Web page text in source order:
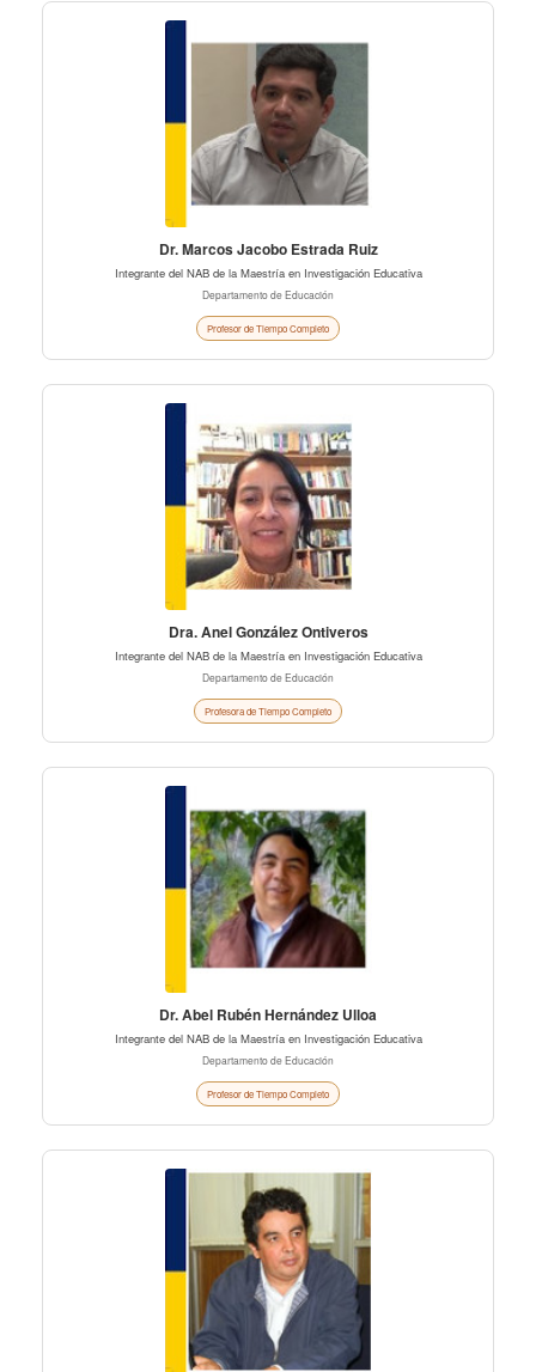
Dr. Marcos Jacobo Estrada Ruiz
Integrante del NAB de la Maestría en Investigación Educativa
Departamento de Educación
Profesor de Tiempo Completo
Dra. Anel González Ontiveros
Integrante del NAB de la Maestría en Investigación Educativa
Departamento de Educación
Profesora de Tiempo Completo
Dr. Abel Rubén Hernández Ulloa
Integrante del NAB de la Maestría en Investigación Educativa
Departamento de Educación
Profesor de Tiempo Completo